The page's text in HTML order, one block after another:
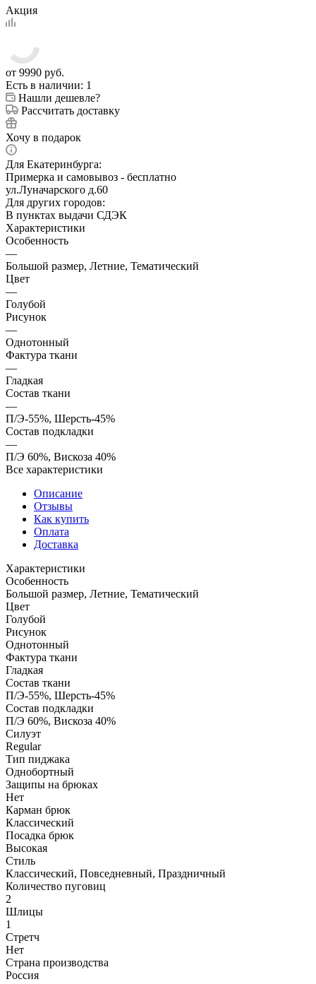
Акция
от 9990 руб.
Есть в наличии: 1
Нашли дешевле?
Рассчитать доставку
Хочу в подарок
Для Екатеринбурга:
Примерка и самовывоз - бесплатно
ул.Луначарского д.60
Для других городов:
В пунктах выдачи СДЭК
Характеристики
Особенность
—
Большой размер, Летние, Тематический
Цвет
—
Голубой
Рисунок
—
Однотонный
Фактура ткани
—
Гладкая
Состав ткани
—
П/Э-55%, Шерсть-45%
Состав подкладки
—
П/Э 60%, Вискоза 40%
Все характеристики
Описание
Отзывы
Как купить
Оплата
Доставка
Характеристики
Особенность
Большой размер, Летние, Тематический
Цвет
Голубой
Рисунок
Однотонный
Фактура ткани
Гладкая
Состав ткани
П/Э-55%, Шерсть-45%
Состав подкладки
П/Э 60%, Вискоза 40%
Силуэт
Regular
Тип пиджака
Однобортный
Защипы на брюках
Нет
Карман брюк
Классический
Посадка брюк
Высокая
Стиль
Классический, Повседневный, Праздничный
Количество пуговиц
2
Шлицы
1
Стретч
Нет
Страна производства
Россия